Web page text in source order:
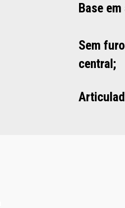
Base
Sem
central;